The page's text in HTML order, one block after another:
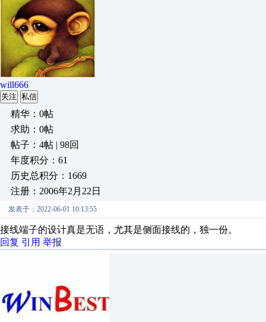
will666
关注 私信
精华：0帖
求助：0帖
帖子：4帖 | 98回
年度积分：61
历史总积分：1669
注册：2006年2月22日
发表于：2022-06-01 10:13:55
接线端子的设计真是无语，尤其是侧面接线的，独一份。
回复 引用 举报